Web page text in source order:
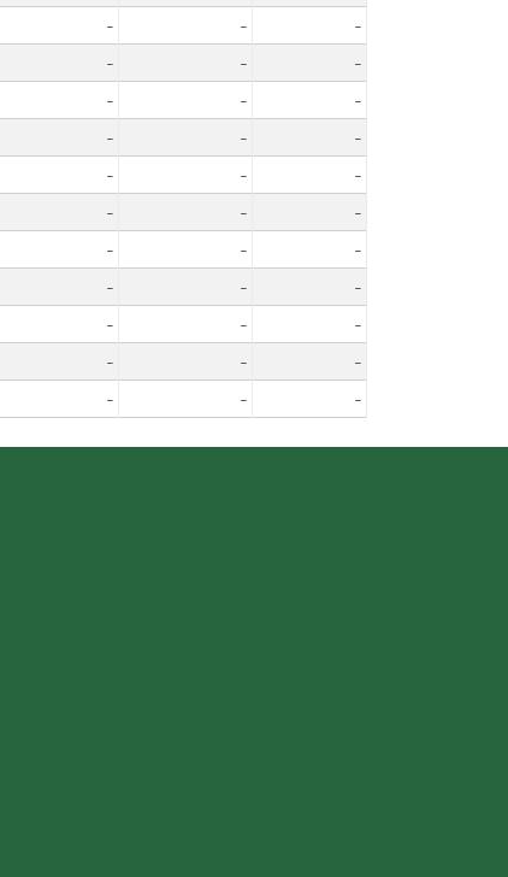
- -
-
- -
-
- -
-
- -
-
- -
-
- -
-
- -
-
- -
-
- -
-
- -
-
- - -